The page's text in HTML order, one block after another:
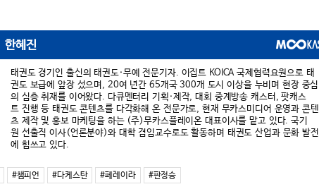
한혜진
태권도 경기인 출신의 태권도·무예 전문기자. 이집트 KOICA 국제협력요원으로 태
권도 보급에 앞장 섰으며, 20여 년간 65개국 300개 도시 이상을 누비며 현장 중심
의 심층 취재를 이어왔다. 다큐멘터리 기획·제작, 대회 중계방송 캐스터, 팟캐스
트 진행 등 태권도 콘텐츠를 다각화해 온 전문가로, 현재 무카스미디어 운영과 콘텐
츠 제작 및 홍보 마케팅을 하는 (주)무카스플레이온 대표이사를 맡고 있다. 국기
원 선출직 이사(언론분야)와 대학 겸임교수로도 활동하며 태권도 산업과 문화 발전
에 힘쓰고 있다.
#챔피언 #다케스탄 #페레이라 #판정승